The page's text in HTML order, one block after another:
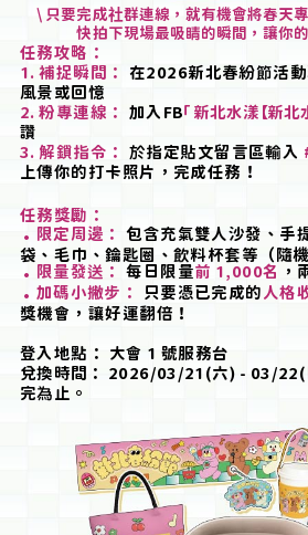
\ 只要完成社群連線，就有機會將春天
快拍下現場最吸睛的瞬間，讓你
任務攻略：
補捉瞬間：
在2026新北春紛節活
風景或回憶
粉專連線：
加入FB「 新北水漾【新北
讚
解鎖指令：
於指定貼文留言區輸 入
上傳你的打卡照片，完成任務！
任務獎勵：
限定周邊：
包含充氣雙人沙發、手
袋、毛巾、鑰匙圈、 飲料杯套等 （隨
限量發送 ： 每日限量前 1,000名 ，
加碼小撇步：
只要憑已完成的 人格
獎機會，讓好運翻倍！
登入地點： 大會 1 號服務台
兌換時間： 2026/03/21(六) - 03/22(
完為 止。